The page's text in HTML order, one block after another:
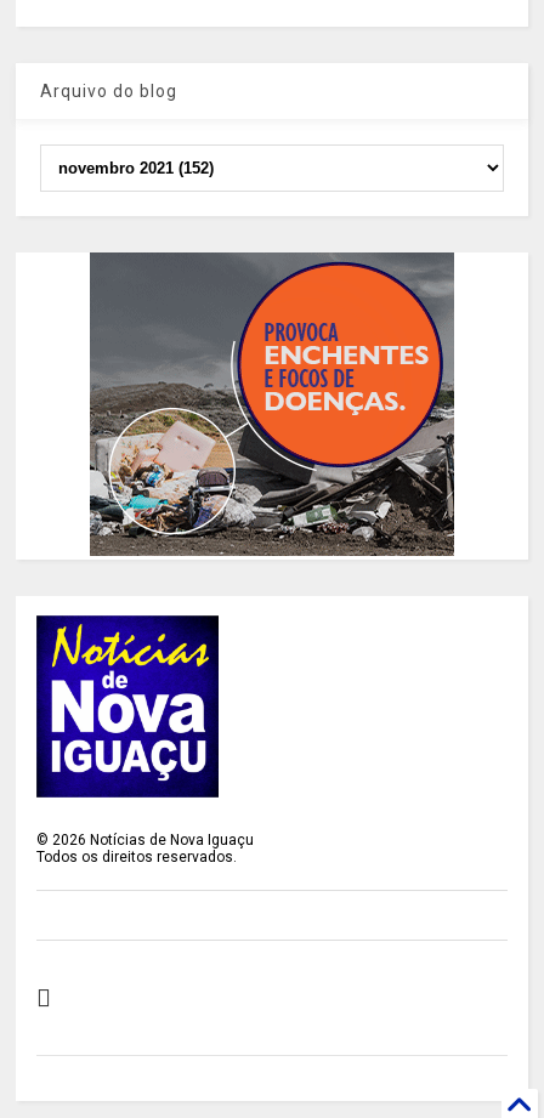
Arquivo do blog
©2026 Notícias de Nova Iguaçu
Todos os direitos reservados.